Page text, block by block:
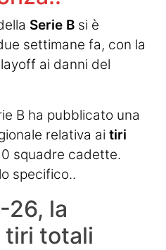
Serie B si è
settimane fa, con la
ai danni del
B ha pubblicato una
relativa ai tiri
squadre cadette.
specifico..
26, la
tiri totali